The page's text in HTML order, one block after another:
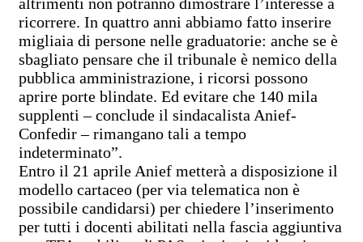
ricorrere. In quattro anni abbiamo fatto inserire
migliaia di persone nelle graduatorie: anche se è
sbagliato pensare che il tribunale è nemico della
pubblica amministrazione, i ricorsi possono
aprire porte blindate. Ed evitare che 140 mila
supplenti – conclude il sindacalista Anief-
Confedir – rimangano tali a tempo
indeterminato”.
Entro il 21 aprile Anief metterà a disposizione il
modello cartaceo (per via telematica non è
possibile candidarsi) per chiedere l’inserimento
per tutti i docenti abilitati nella fascia aggiuntiva